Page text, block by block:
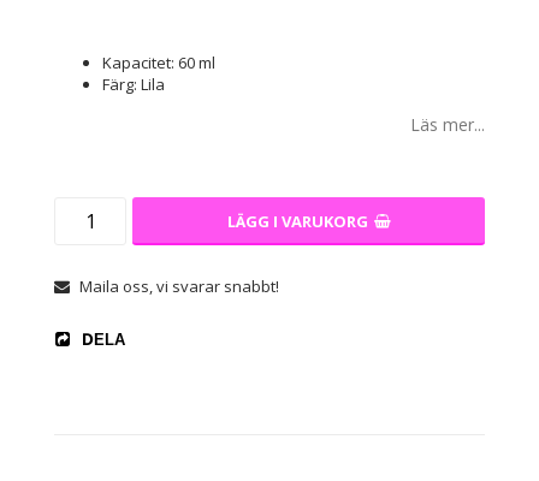
Kapacitet: 60 ml
Färg: Lila
Läs mer...
LÄGG I VARUKORG
Maila oss, vi svarar snabbt!
DELA